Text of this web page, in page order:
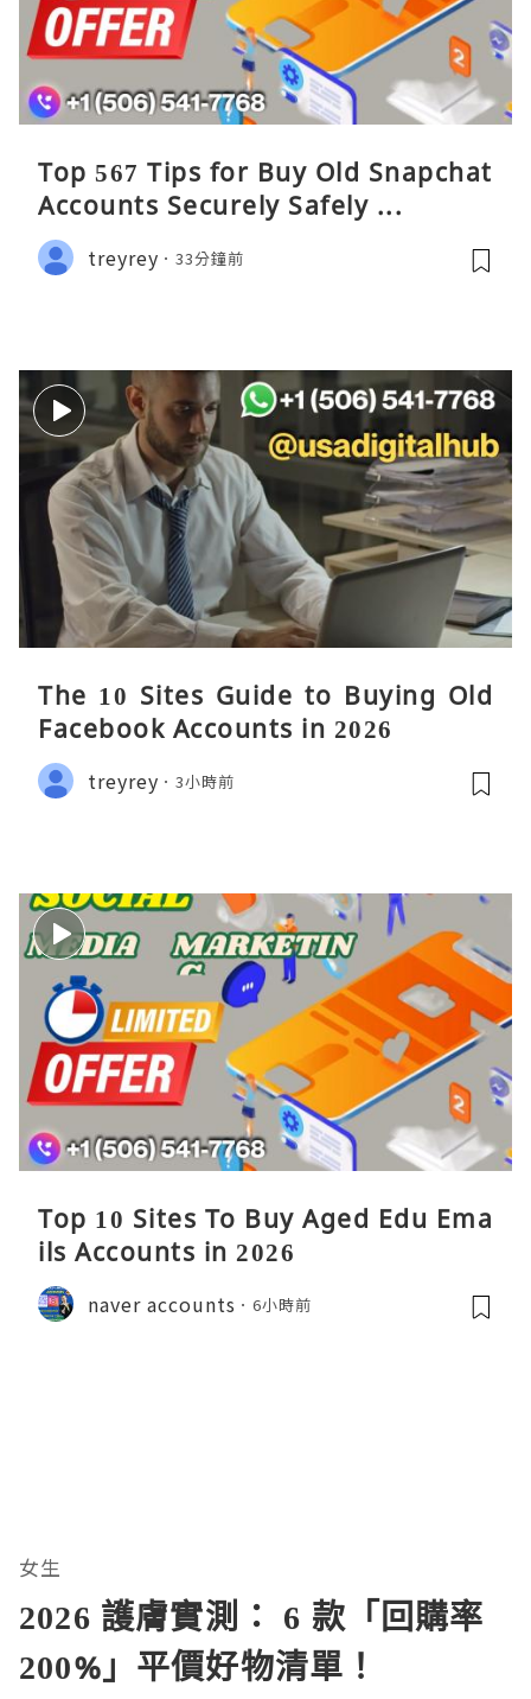
Top 567 Tips for Buy Old Snapchat
Accounts Securely Safely ...
treyrey 33分鐘前
The 10 Sites Guide to Buying Old
Facebook Accounts in 2026
treyrey 3小時前
Top 10 Sites To Buy Aged Edu Ema
ils Accounts in 2026
naver accounts 6小時前
女生
2026 護膚實測： 6 款「回購率
200%」平價好物清單！